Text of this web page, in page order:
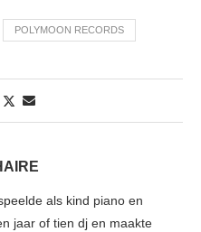
POLYMOON RECORDS
als kind piano en
jaar of tien dj en maakte